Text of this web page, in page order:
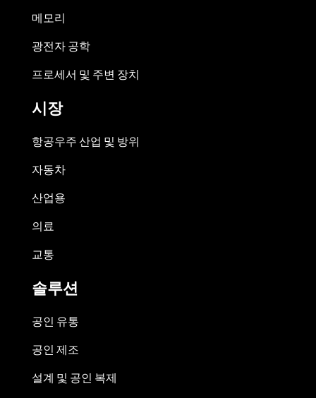
메모리
광전자 공학
프로세서 및 주변 장치
시장
항공우주 산업 및 방위
자동차
산업용
의료
교통
솔루션
공인 유통
공인 제조
설계 및 공인 복제